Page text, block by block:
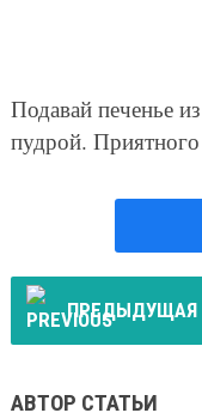
Подавай печенье
пудрой.
ПРЕДЫДУЩАЯ
АВТОР СТАТЬИ